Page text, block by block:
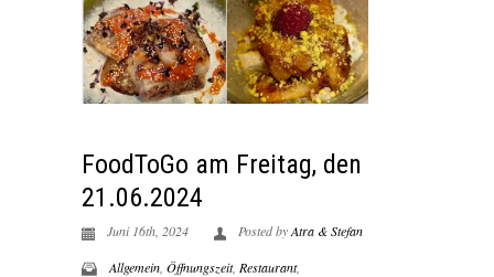
FoodToGo am Freitag, den
21.06.2024
Juni 16th, 2024 Posted byAtra & Stefan
Allgemein Öffnungszeit, Restaurant,